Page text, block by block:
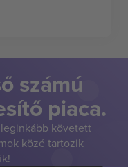
számú
piaca.
követett
közé tartozik